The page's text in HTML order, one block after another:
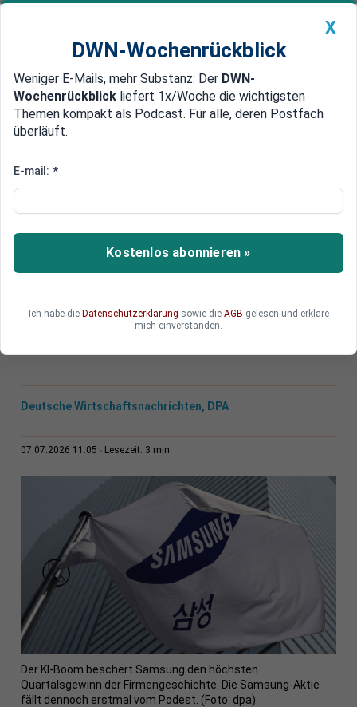
Newsticker MEIN DWN: Geldanlage Premium
Edelmetalle DWN-Magazin China
Samsung überrascht mit
fällt erstmal
Samsung erzielt den höchsten Quartalsgewinn
seiner Geschichte – doch statt Jubel folgt ein
Rekordzahlen im KI-Boom für Anleger plötzlich
nicht mehr ausreichen.
Deutsche Wirtschaftsnachrichten, DPA
07.07.2026 11:05 Lesezeit: 3 min
Der KI-Boom beschert Samsung den höchsten
Quartalsgewinn der Firmengeschichte. Die Samsung-Aktie
fällt dennoch erstmal vom Podest. (Foto: dpa)
X
DWN-Wochenrückblick
Weniger E-Mails, mehr Substanz: Der DWN-
Wochenrückblick liefert 1x/Woche die wichtigsten
Themen kompakt als Podcast. Für alle, deren Postfach
überläuft.
E-mail: *
Kostenlos abonnieren »
Ich habe die Datenschutzerklärung sowie die AGB gelesen und erkläre
mich einverstanden.